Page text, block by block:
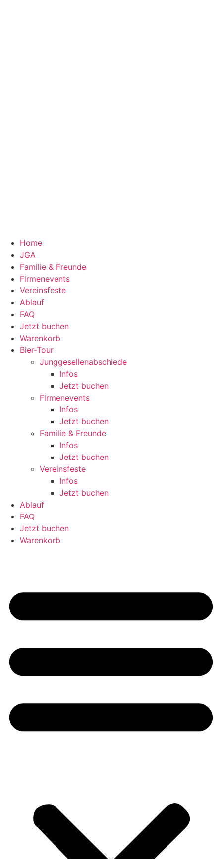
Home
JGA
Familie & Freunde
Fir­men­events
Ver­eins­feste
Ablauf
FAQ
Jetzt buchen
Warenkorb
Bier-Tour
Jung­ge­sel­len­ab­schiede
Infos
Jetzt buchen
Fir­men­events
Infos
Jetzt buchen
Familie & Freunde
Infos
Jetzt buchen
Ver­eins­feste
Infos
Jetzt buchen
Ablauf
FAQ
Jetzt buchen
Warenkorb